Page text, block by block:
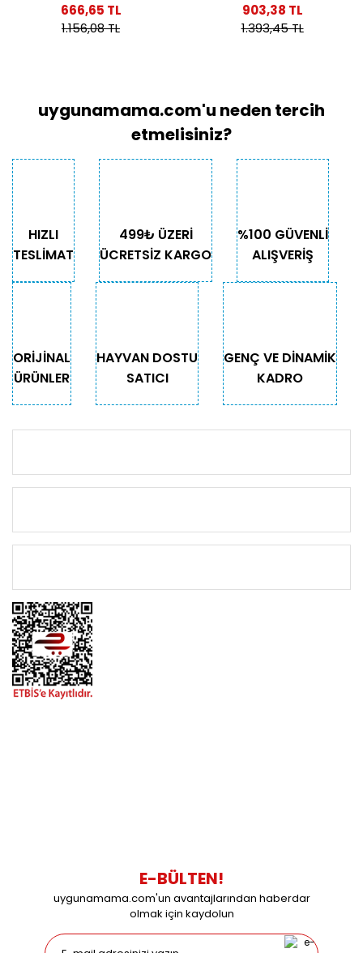
666,65 TL
1.156,08 TL
903,38 TL
1.393,45 TL
uygunamama.com'u neden tercih
etmelisiniz?
HIZLI
TESLİMAT
499₺ ÜZERİ
ÜCRETSİZ KARGO
%100 GÜVENLİ
ALIŞVERİŞ
ORİJİNAL
ÜRÜNLER
HAYVAN DOSTU
SATICI
GENÇ VE DİNAMİK
KADRO
E-BÜLTEN!
uygunamama.com'un avantajlarından haberdar
olmak için kaydolun